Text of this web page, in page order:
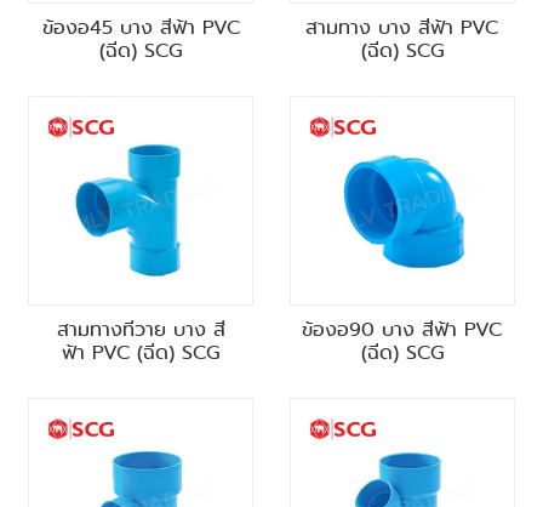
ข้องอ45 บาง สีฟ้า PVC
(ฉีด) SCG
สามทาง บาง สีฟ้า PVC
(ฉีด) SCG
สามทางทีวาย บาง สี
ฟ้า PVC (ฉีด) SCG
ข้องอ90 บาง สีฟ้า PVC
(ฉีด) SCG